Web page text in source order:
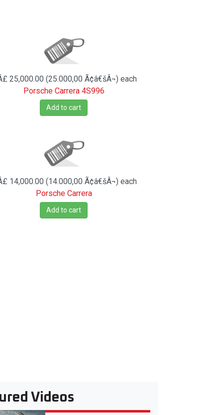
25,000.00 (25.000,00 Ã¢â€šÂ¬) each
Porsche Carrera 4S996
Add to cart
14,000.00 (14.000,00 Ã¢â€šÂ¬) each
Porsche Carrera
Add to cart
Videos